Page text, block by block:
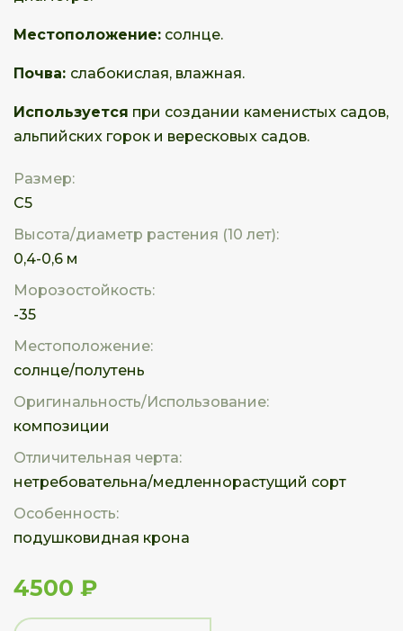
Местоположение: солнце.
Почва: слабокислая, влажная.
Используется при создании каменистых садов,
альпийских горок и вересковых садов.
Размер:
С5
Высота/диаметр растения (10 лет):
0,4-0,6 м
Морозостойкость:
-35
Местоположение:
солнце/полутень
Оригинальность/Использование:
композиции
Отличительная черта:
нетребовательна/медленнорастущий сорт
Особенность:
подушковидная крона
4500 ₽